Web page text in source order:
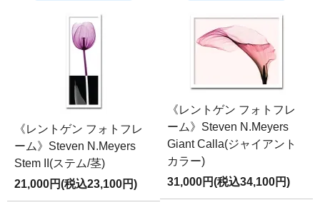
《レントゲン フォトフレ
ーム》Steven N.Meyers
Stem II(ステム/茎)
21,000円(税込23,100円)
《レントゲン フォトフレ
ーム》Steven N.Meyers
Giant Calla(ジャイアント
カラー)
31,000円(税込34,100円)